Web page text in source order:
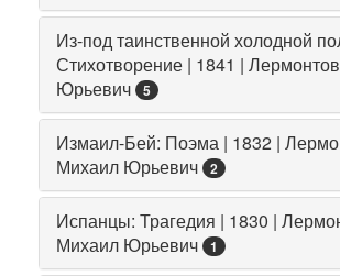
Из-под таинственной холодной
Стихотворение | 1841 |
Юрьевич
5
Измаил-Бей: Поэма | 1832 |
Михаил Юрьевич
2
Испанцы: Трагедия | 1830 |
Михаил Юрьевич
1